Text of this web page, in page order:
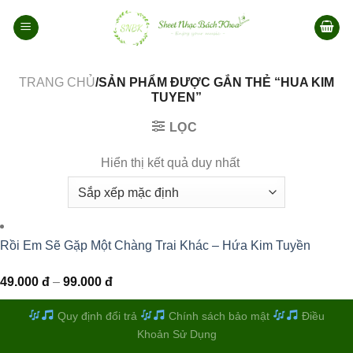
qua
TRANG CHỦ/SẢN PHẨM ĐƯỢC GẮN THẺ “HUA KIM
TUYEN”
LỌC
Hiển thị kết quả duy nhất
Rồi Em Sẽ Gặp Một Chàng Trai Khác – Hứa Kim Tuyền
49.000 đ – 99.000 đKhoảng
từ
49.000 đ
99.000 đ
Quy định đổi trả Chính sách bảo mật
Điều
Khoản Sử Dụng